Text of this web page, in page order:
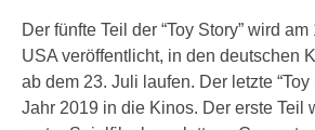
Der fünfte Teil der “Toy Story” wird
USA veröffentlicht, in den deutschen
ab dem 23. Juli laufen. Der letzte “Toy
Jahr 2019 in die Kinos. Der erste Teil